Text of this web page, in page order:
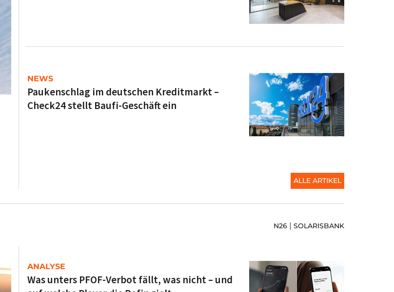
NEWS
Paukenschlag im deutschen Kreditmarkt –
Check24 stellt Baufi-Geschäft ein
ALLE ARTIKEL
N26 | SOLARISBANK
ANALYSE
Was unters PFOF-Verbot fällt, was nicht – und